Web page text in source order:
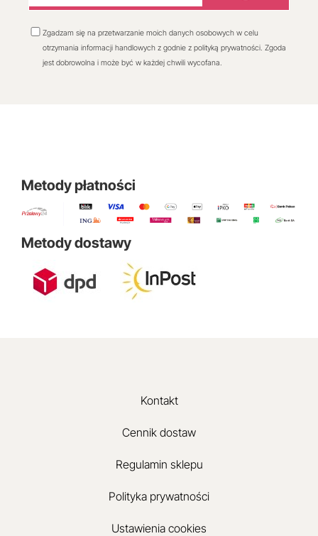
Zgadzam się na przetwarzanie moich danych osobowych w celu
otrzymania informacji handlowych z godnie z polityką prywatności. Zgoda
jest dobrowolna i może być w każdej chwili wycofana.
Metody płatności
Metody dostawy
Kontakt
Cennik dostaw
Regulamin sklepu
Polityka prywatności
Ustawienia cookies